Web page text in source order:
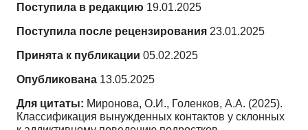
Поступила в редакцию 19.01.2025
Поступила после рецензирования 23.01.2025
Принята к публикации 05.02.2025
Опубликована 13.05.2025
Для цитаты: Миронова, О.И., Голенков, А.А. (2025).
Классификация вынужденных контактов у склонных